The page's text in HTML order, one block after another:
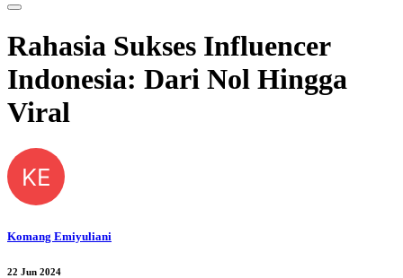
Rahasia Sukses Influencer
Indonesia: Dari Nol Hingga
Viral
KE
Komang Emiyuliani
22 Jun 2024